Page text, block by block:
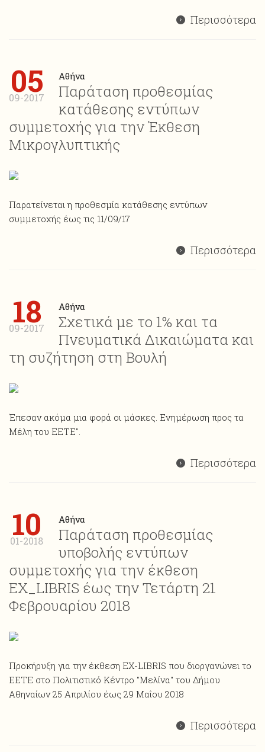
Περισσότερα
05
09-2017
Αθήνα
Παράταση προθεσμίας
κατάθεσης εντύπων
συμμετοχής για την Έκθεση
Μικρογλυπτικής
Παρατείνεται η προθεσμία κατάθεσης εντύπων
συμμετοχής έως τις 11/09/17
Περισσότερα
18
09-2017
Αθήνα
Σχετικά με το 1% και τα
Πνευματικά Δικαιώματα και
τη συζήτηση στη Βουλή
Έπεσαν ακόμα μια φορά οι μάσκες. Ενημέρωση προς τα
Μέλη του ΕΕΤΕ".
Περισσότερα
10
01-2018
Αθήνα
Παράταση προθεσμίας
υποβολής εντύπων
συμμετοχής για την έκθεση
ΕΧ_LIBRIS έως την Τετάρτη 21
Φεβρουαρίου 2018
Προκήρυξη για την έκθεση ΕΧ-LIBRIS που διοργανώνει το
ΕΕΤΕ στο Πολιτιστικό Κέντρο "Μελίνα" του Δήμου
Αθηναίων 25 Απριλίου έως 29 Μαΐου 2018
Περισσότερα